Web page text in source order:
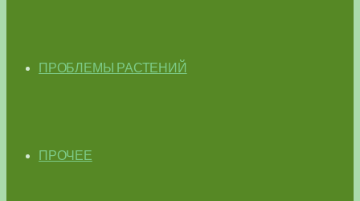
ПРОБЛЕМЫ РАСТЕНИЙ
ПРОЧЕЕ